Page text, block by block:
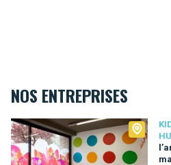
NOS ENTREPRISES
Kids&Us language school - Huy